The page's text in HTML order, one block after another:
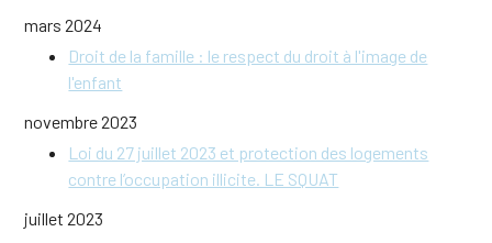
mars 2024
Droit de la famille : le respect du droit à l'image de
l'enfant
novembre 2023
Loi du 27 juillet 2023 et protection des logements
contre l’occupation illicite. LE SQUAT
juillet 2023